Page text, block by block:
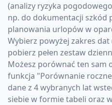
(analizy ryzyka
np. do dokumentacji szkód
planowania urlopów w
Wybierz powyżej zakres
pobierz pełen zestaw
Możesz porównać ten
funkcja "Porównanie
dane z 4 wybranych lat
siebie w formie tabeli oraz